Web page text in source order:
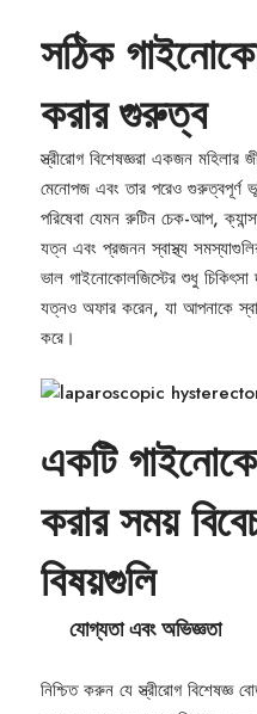
সঠিক
করার গুরুত্ব
স্ত্রীরোগ বিশেষজ্ঞরা একজন মহিলার
মেনোপজ এবং তার পরেও গুরুত্বপূর্ণ
পরিষেবা যেমন রুটিন চেক-আপ,
যত্ন এবং প্রজনন স্বাস্থ্য
ভাল গাইনোকোলজিস্টের শুধু চিকিৎসা
যত্নও অফার করেন, যা আপনাকে
করে।
একটি
করার সময়
বিষয়গুলি
যোগ্যতা এবং অভিজ্ঞতা
নিশ্চিত করুন যে স্ত্রীরোগ বিশেষজ্ঞ